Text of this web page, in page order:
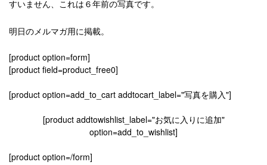
すいません、これは６年前の写真です。
明日のメルマガ用に掲載。
[product option=form]
[product field=product_free0]
[product option=add_to_cart addtocart_label="写真を購入"]
[product addtowishlist_label="お気に入りに追加"
option=add_to_wishlist]
[product option=/form]